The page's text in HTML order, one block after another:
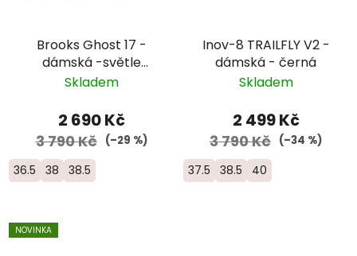
Brooks Ghost 17 -
dámská -světle
modrá/oranžová
Skladem
2 690 Kč
3 790 Kč (–29 %)
36.5 38 38.5
Inov-8 TRAILFLY V2 -
dámská - černá
Skladem
2 499 Kč
3 790 Kč (–34 %)
37.5 38.5 40
NOVINKA